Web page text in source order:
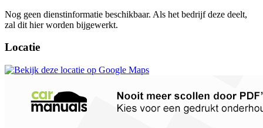
Nog geen dienstinformatie beschikbaar. Als het bedrijf deze deelt,
zal dit hier worden bijgewerkt.
Locatie